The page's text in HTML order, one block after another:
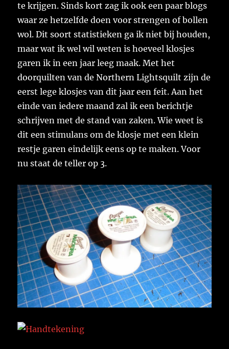
te krijgen. Sinds kort zag ik ook een paar blogs
waar ze hetzelfde doen voor strengen of bollen
wol. Dit soort statistieken ga ik niet bij houden,
maar wat ik wel wil weten is hoeveel klosjes
garen ik in een jaar leeg maak. Met het
doorquilten van de Northern Lightsquilt zijn de
eerst lege klosjes van dit jaar een feit. Aan het
einde van iedere maand zal ik een berichtje
schrijven met de stand van zaken. Wie weet is
dit een stimulans om de klosje met een klein
restje garen eindelijk eens op te maken. Voor
nu staat de teller op 3.